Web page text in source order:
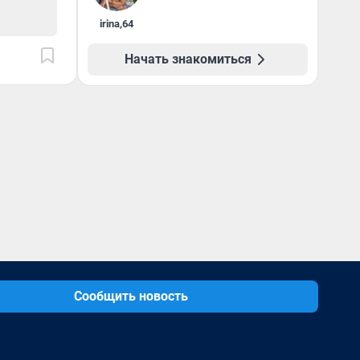
irina,64
Начать знакомиться
Сообщить новость